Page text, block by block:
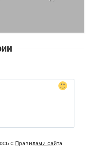
с Правилами сайта